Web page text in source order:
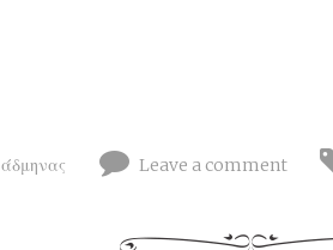
άδμηνας Leave a comment